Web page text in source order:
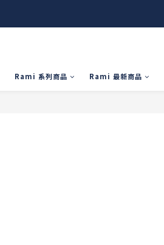
Rami 系列商品 Rami 最新商品